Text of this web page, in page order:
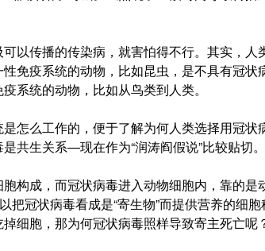
以传播的传染病，就害怕得不行。其实，人
免疫系统的动物，比如昆虫，是不具有冠状
系统的动物，比如从鸟类到人类。
怎么工作的，便于了解为何人类选择用冠状
共生关系—现在作为“润涛阎假说”比较贴切。
构成，而冠状病毒进入动物细胞内，靠的是
把冠状病毒看成是“寄生物”而提供营养的细
细胞，那为何冠状病毒照样导致寄主死亡呢